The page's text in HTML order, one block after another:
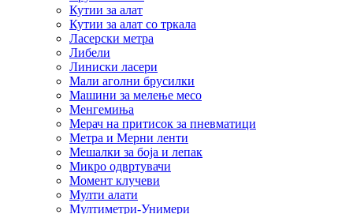
Кутии за алат
Кутии за алат со тркала
Ласерски метра
Либели
Линиски ласери
Мали аголни брусилки
Машини за мелење месо
Менгемиња
Мерач на притисок за пневматици
Метра и Мерни ленти
Мешалки за боја и лепак
Микро одвртувачи
Момент клучеви
Мулти алати
Мултиметри-Унимери